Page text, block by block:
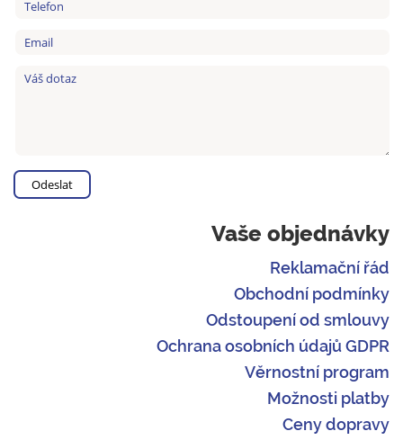
Vaše objednávky
Reklamační řád
Obchodní podmínky
Odstoupení od smlouvy
Ochrana osobních údajů GDPR
Věrnostní program
Možnosti platby
Ceny dopravy